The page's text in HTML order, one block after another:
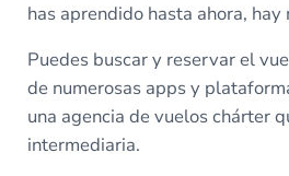
has aprendido hasta ahora, hay
Puedes buscar y reservar el
de numerosas apps y
una agencia de vuelos chárter
intermediaria.